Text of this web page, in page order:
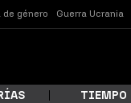
de género Guerra Ucrania
TIEMPO